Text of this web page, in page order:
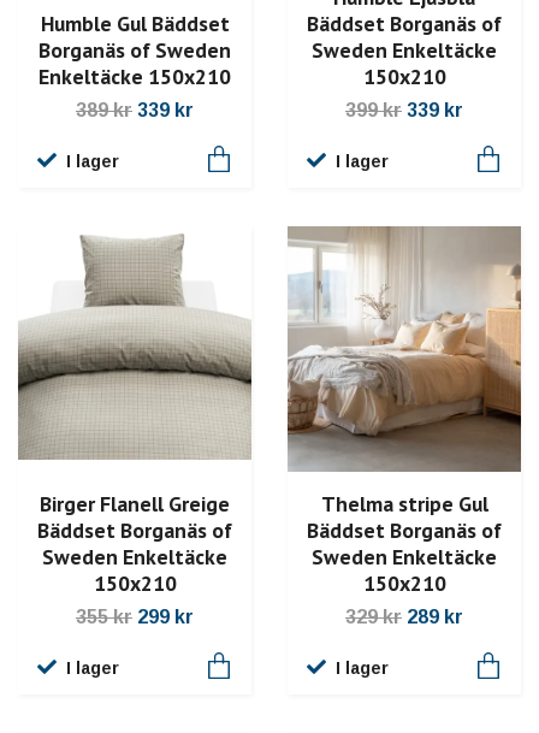
Humble Gul Bäddset
Borganäs of Sweden
Enkeltäcke 150x210
389 kr 339 kr
I lager
Bäddset Borganäs of
Sweden Enkeltäcke
150x210
399 kr 339 kr
I lager
Birger Flanell Greige
Bäddset Borganäs of
Sweden Enkeltäcke
150x210
355 kr 299 kr
I lager
Thelma stripe Gul
Bäddset Borganäs of
Sweden Enkeltäcke
150x210
329 kr 289 kr
I lager